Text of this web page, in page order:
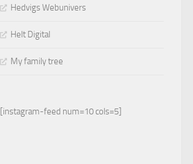
Hedvigs Webunivers
Helt Digital
My family tree
[instagram-feed num=10 cols=5]